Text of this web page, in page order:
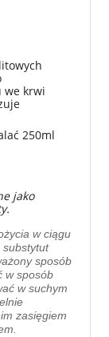
we krwi
250ml
jako
w ciągu
substytut
sposób
w sposób
w suchym
zasięgiem